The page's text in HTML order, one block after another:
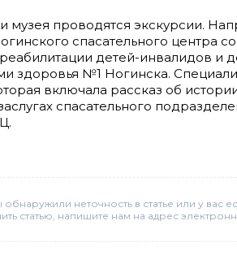
музея проводятся экскурсии.
спасательного центра
детей-инвалидов и
здоровья №1 Ногинска.
включала рассказ об
спасательного
обнаружили неточность в статье или у вас
статью, напишите нам на адрес